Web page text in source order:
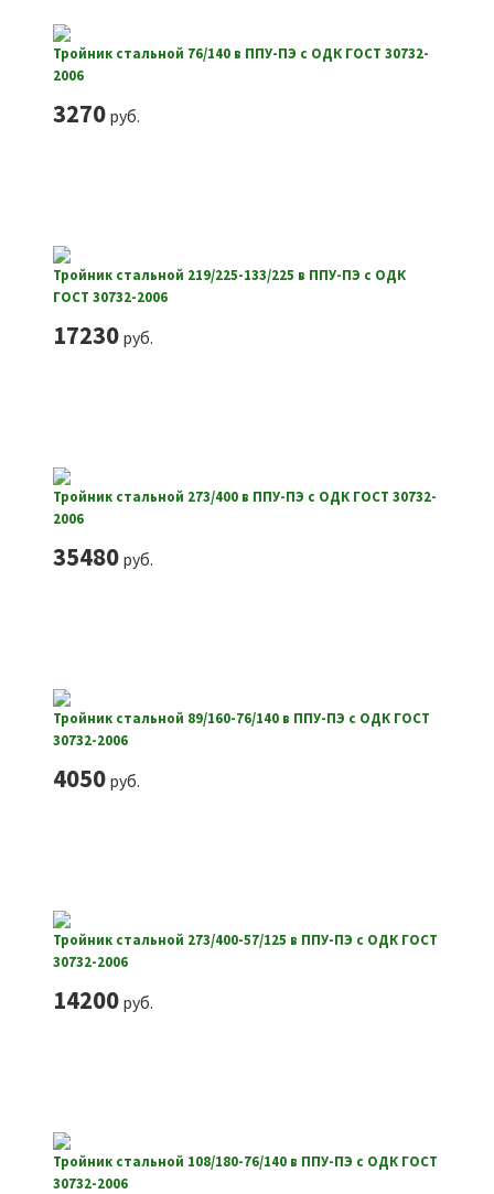
Тройник стальной 76/140 в ППУ-ПЭ с ОДК ГОСТ 30732-
2006
3270руб.
Тройник стальной 219/225-133/225 в ППУ-ПЭ с ОДК
ГОСТ 30732-2006
17230руб.
Тройник стальной 273/400 в ППУ-ПЭ с ОДК ГОСТ 30732-
2006
35480руб.
Тройник стальной 89/160-76/140 в ППУ-ПЭ с ОДК ГОСТ
30732-2006
4050руб.
Тройник стальной 273/400-57/125 в ППУ-ПЭ с ОДК ГОСТ
30732-2006
14200руб.
Тройник стальной 108/180-76/140 в ППУ-ПЭ с ОДК ГОСТ
30732-2006